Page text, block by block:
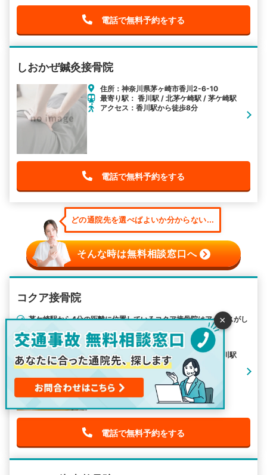
電話で無料予約をする
しおかぜ鍼灸接骨院
住所：神奈川県茅ヶ崎市香川2-6-10
最寄り駅： 香川駅 / 北茅ケ崎駅 / 茅ケ崎駅
アクセス：香川駅から徒歩8分
電話で無料予約をする
どの通院先を選べばよいか分からない...
そんな時は無料相談窓口へ
コクア接骨院
茅ケ崎駅から4分の距離に位置しているコクア接骨院はアクセスがし
住所：神奈川県茅ヶ崎市幸町24-12
最寄り駅： 茅ケ崎駅 / 北茅ケ崎駅 / 香川駅
アクセス：茅ケ崎駅から徒歩4分
電話で無料予約をする
×